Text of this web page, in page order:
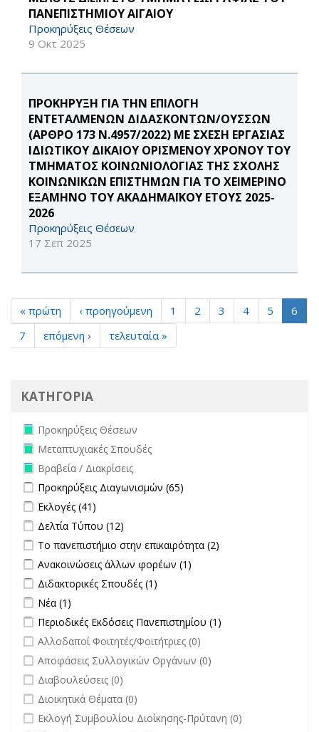
ΠΑΝΕΠΙΣΤΗΜΙΟΥ ΑΙΓΑΙΟΥ
Προκηρύξεις Θέσεων
9 Οκτ 2025
ΠΡΟΚΗΡΥΞΗ ΓΙΑ ΤΗΝ ΕΠΙΛΟΓΗ
ΕΝΤΕΤΑΛΜΕΝΩΝ ΔΙΔΑΣΚΟΝΤΩΝ/ΟΥΣΣΩΝ
(ΑΡΘΡΟ 173 Ν.4957/2022) ΜΕ ΣΧΕΣΗ ΕΡΓΑΣΙΑΣ
ΙΔΙΩΤΙΚΟΥ ΔΙΚΑΙΟΥ ΟΡΙΣΜΕΝΟΥ ΧΡΟΝΟΥ ΤΟΥ
ΤΜΗΜΑΤΟΣ ΚΟΙΝΩΝΙΟΛΟΓΙΑΣ ΤΗΣ ΣΧΟΛΗΣ
ΚΟΙΝΩΝΙΚΩΝ ΕΠΙΣΤΗΜΩΝ ΓΙΑ ΤΟ ΧΕΙΜΕΡΙΝΟ
ΕΞΑΜΗΝΟ ΤΟΥ ΑΚΑΔΗΜΑΪΚΟΥ ΕΤΟΥΣ 2025-
2026
Προκηρύξεις Θέσεων
17 Σεπ 2025
« πρώτη ‹ προηγούμενη 1 2 3 4 5
6
7
επόμενη › τελευταία »
ΚΑΤΗΓΟΡΙΑ
Remove Προκηρύξεις Θέσεων filter
Προκηρύξεις Θέσεων
Remove Μεταπτυχιακές Σπουδές filter
Μεταπτυχιακές Σπουδές
Remove Βραβεία / Διακρίσεις filter
Βραβεία / Διακρίσεις
Apply Προκηρύξεις Διαγωνισμών filter
Προκηρύξεις Διαγωνισμών (65)
Apply Εκλογές filter
Εκλογές (41)
Apply Δελτία Τύπου filter
Δελτία Τύπου (12)
Apply Το πανεπιστήμιο στην επικαιρότητα filter
Το πανεπιστήμιο στην επικαιρότητα (2)
Apply Ανακοινώσεις άλλων φορέων filter
Ανακοινώσεις άλλων φορέων (1)
Apply Διδακτορικές Σπουδές filter
Διδακτορικές Σπουδές (1)
Apply Νέα filter
Νέα (1)
Apply Περιοδικές Εκδόσεις Πανεπιστημίου filter
Περιοδικές Εκδόσεις Πανεπιστημίου (1)
undefined
Αλλοδαποί Φοιτητές/Φοιτήτριες (0)
undefined
Αποφάσεις Συλλογικών Οργάνων (0)
undefined
Διαβουλεύσεις (0)
undefined
Διοικητικά Θέματα (0)
undefined
Εκλογή Συμβουλίου Διοίκησης-Πρύτανη (0)